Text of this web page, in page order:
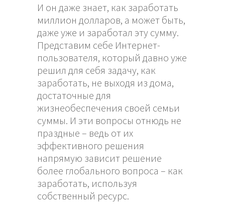
И он даже знает, как заработать
миллион долларов, а может быть,
даже уже и заработал эту сумму.
Представим себе Интернет-
пользователя, который давно уже
решил для себя задачу, как
заработать, не выходя из дома,
достаточные для
жизнеобеспечения своей семьи
суммы. И эти вопросы отнюдь не
праздные – ведь от их
эффективного решения
напрямую зависит решение
более глобального вопроса – как
заработать, используя
собственный ресурс.